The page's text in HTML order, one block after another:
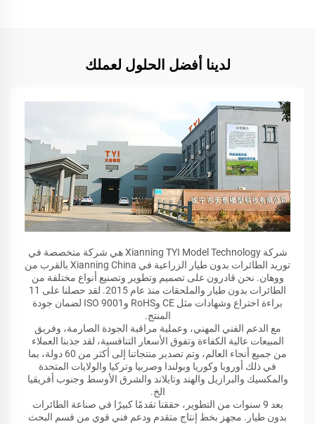
لدينا أفضل الحلول لعملك
شركة Xianning TYI Model Technology هي شركة متخصصة في
توريد الطائرات بدون طيار الزراعية في Xianning China بالقرب من
ووهان. نحن قادرون على تصميم وتطوير وتصنيع أنواع مختلفة من
الطائرات بدون طيار والملحقات منذ عام 2015. لقد حصلنا على 11
براءة اختراع وشهادات مثل CE وRoHS وISO 9001 لضمان جودة
المنتج.
مع الدعم الفني المهني، وعملية مراقبة الجودة الصارمة، وفريق
المبيعات عالية الكفاءة وتفوق الأسعار التنافسية، لقد جذبنا العملاء
من جميع أنحاء العالم، وتم تصدير منتجاتنا إلى أكثر من 60 دولة، بما
في ذلك أوروبا وكوريا وبولندا وصربيا وتركيا والولايات المتحدة
والمكسيك والبرازيل والهند وتايلاند والشرق الأوسط وجنوب أفريقيا
الخ.
بعد 9 سنوات من التطوير، حققنا تقدمًا كبيرًا في صناعة الطائرات
بدون طيار. مجهز بخط إنتاج متقدم ودعم فني قوي من قسم البحث